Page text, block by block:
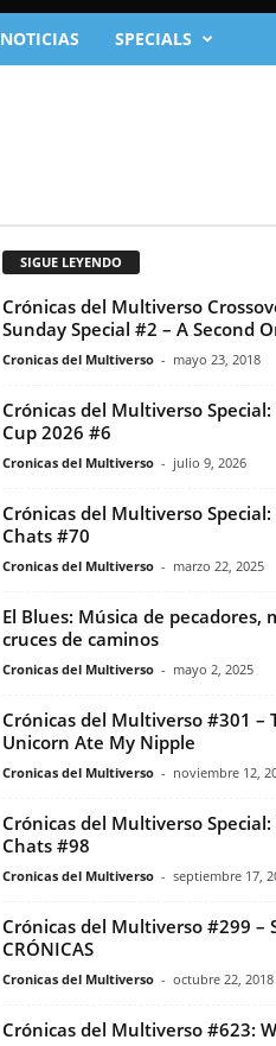
NOTICIAS SPECIALS
SIGUE LEYENDO
Crónicas del Multiverso
Sunday Special #2 – A Second
Cronicas del Multiverso - mayo 23, 2018
Crónicas del Multiverso Special:
Cup 2026 #6
Cronicas del Multiverso - julio 9, 2026
Crónicas del Multiverso Special:
Chats #70
Cronicas del Multiverso - marzo 22, 2025
El Blues: Música de pecadores,
cruces de caminos
Cronicas del Multiverso - mayo 2, 2025
Crónicas del Multiverso #301 –
Unicorn Ate My Nipple
Cronicas del Multiverso - noviembre 12,
Crónicas del Multiverso Special:
Chats #98
Cronicas del Multiverso - septiembre 17,
Crónicas del Multiverso #299 –
CRÓNICAS
Cronicas del Multiverso - octubre 22, 2018
Crónicas del Multiverso #623: